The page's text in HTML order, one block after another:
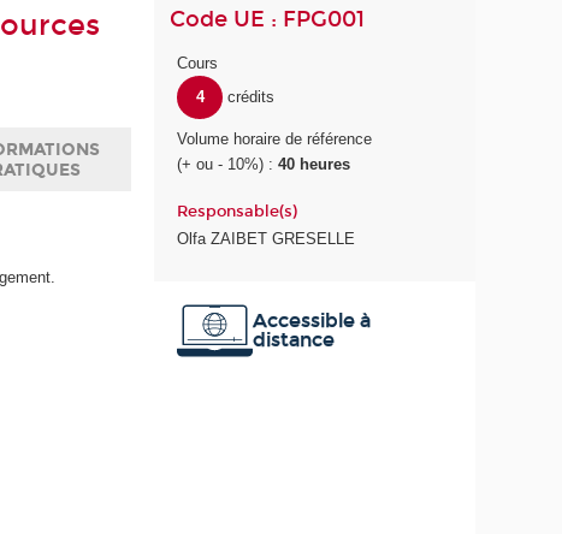
Code UE : FPG001
Cours
4
crédits
Volume horaire de référence
(+ ou - 10%) :40 heures
Responsable(s)
Olfa ZAIBET GRESELLE
Accessible à
distance